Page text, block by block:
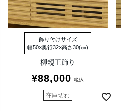
飾り付けサイズ
幅50×奥行32×高さ30(㎝)
柳親王飾り
¥88,000 税込
在庫切れ